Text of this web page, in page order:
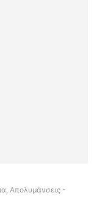
Απολυμάνσεις -